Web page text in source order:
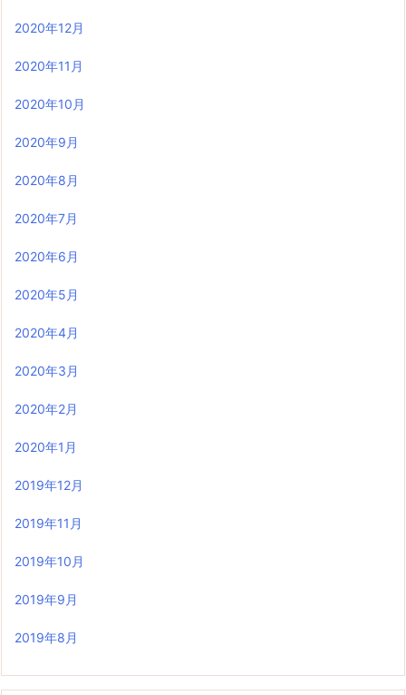
2020年12月
2020年11月
2020年10月
2020年9月
2020年8月
2020年7月
2020年6月
2020年5月
2020年4月
2020年3月
2020年2月
2020年1月
2019年12月
2019年11月
2019年10月
2019年9月
2019年8月